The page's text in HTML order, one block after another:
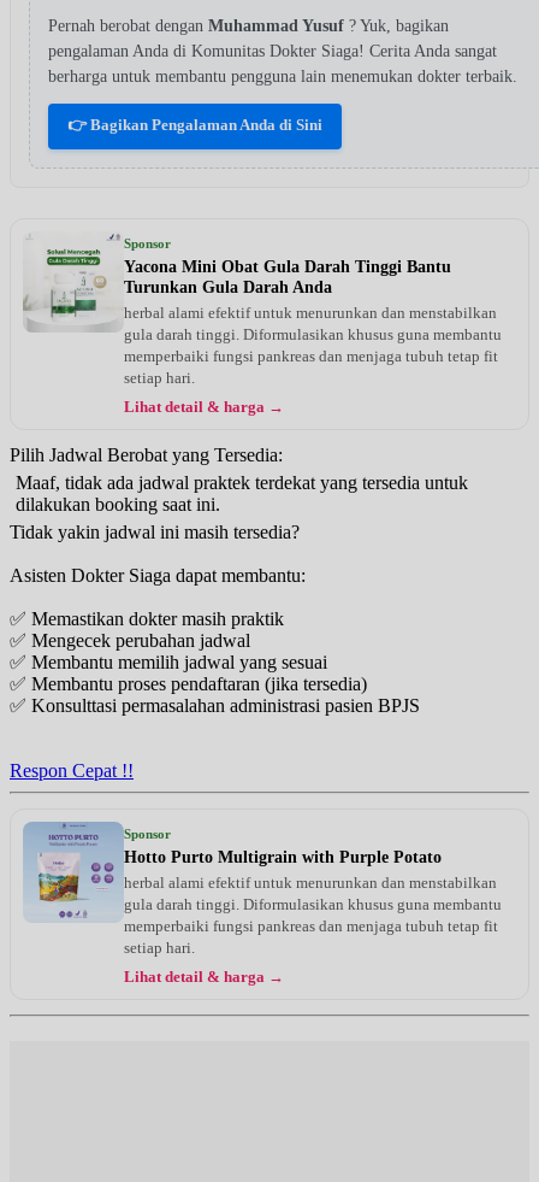
Pernah berobat dengan Muhammad Yusuf ? Yuk, bagikan
pengalaman Anda di Komunitas Dokter Siaga! Cerita Anda sangat
berharga untuk membantu pengguna lain menemukan dokter terbaik.
👉 Bagikan Pengalaman Anda di Sini
Sponsor
Yacona Mini Obat Gula Darah Tinggi Bantu
Turunkan Gula Darah Anda
herbal alami efektif untuk menurunkan dan menstabilkan
gula darah tinggi. Diformulasikan khusus guna membantu
memperbaiki fungsi pankreas dan menjaga tubuh tetap fit
setiap hari.
Lihat detail & harga →
Pilih Jadwal Berobat yang Tersedia:
Maaf, tidak ada jadwal praktek terdekat yang tersedia untuk
dilakukan booking saat ini.
Tidak yakin jadwal ini masih tersedia?
Asisten Dokter Siaga dapat membantu:
✅ Memastikan dokter masih praktik
✅ Mengecek perubahan jadwal
✅ Membantu memilih jadwal yang sesuai
✅ Membantu proses pendaftaran (jika tersedia)
✅ Konsulttasi permasalahan administrasi pasien BPJS
Respon Cepat !!
Sponsor
Hotto Purto Multigrain with Purple Potato
herbal alami efektif untuk menurunkan dan menstabilkan
gula darah tinggi. Diformulasikan khusus guna membantu
memperbaiki fungsi pankreas dan menjaga tubuh tetap fit
setiap hari.
Lihat detail & harga →